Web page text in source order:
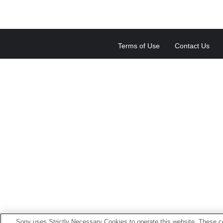
Terms of Use Contact Us